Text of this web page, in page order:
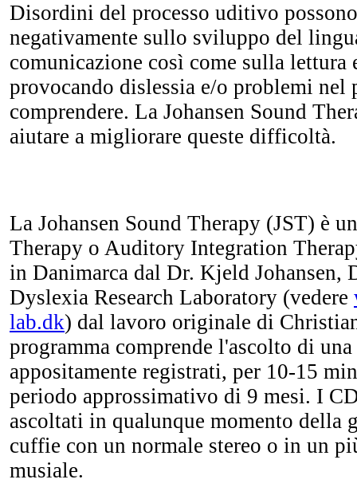
Disordini del processo uditivo
negativamente sullo sviluppo del
comunicazione così come sulla lettura
provocando dislessia e/o problemi nel
comprendere. La Johansen Sound
aiutare a migliorare queste difficoltà.
La Johansen Sound Therapy (JST) è
Therapy o Auditory Integration
in Danimarca dal Dr. Kjeld Johansen,
Dyslexia Research Laboratory (vedere
lab.dk) dal lavoro originale di
programma comprende l'ascolto di
appositamente registrati, per 10-15
periodo approssimativo di 9 mesi. I
ascoltati in qualunque momento della
cuffie con un normale stereo o in un
musiale.